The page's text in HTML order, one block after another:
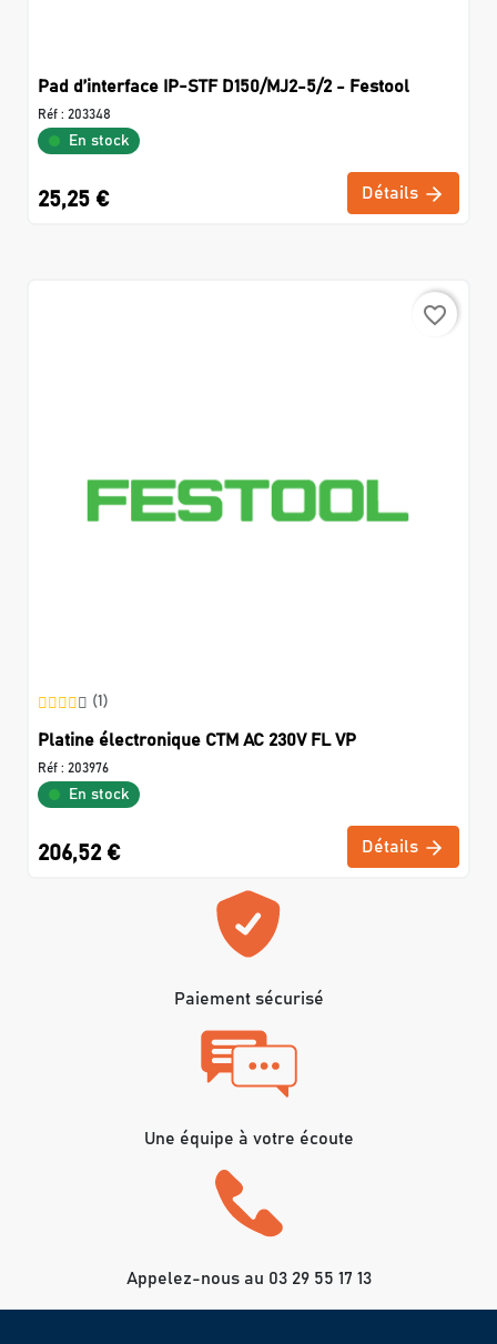
Pad d’interface IP-STF D150/MJ2-5/2 - Festool
Réf : 203348
En stock
25,25 € Détails
favorite_border
(1)
Platine électronique CTM AC 230V FL VP
Réf : 203976
En stock
206,52 € Détails
Paiement sécurisé
Une équipe à votre écoute
Appelez-nous au 03 29 55 17 13